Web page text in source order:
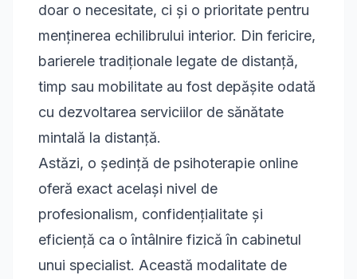
doar o necesitate, ci și o prioritate pentru
menținerea echilibrului interior. Din fericire,
barierele tradiționale legate de distanță,
timp sau mobilitate au fost depășite odată
cu dezvoltarea serviciilor de sănătate
mintală la distanță.
Astăzi, o ședință de psihoterapie online
oferă exact același nivel de
profesionalism, confidențialitate și
eficiență ca o întâlnire fizică în cabinetul
unui specialist. Această modalitate de